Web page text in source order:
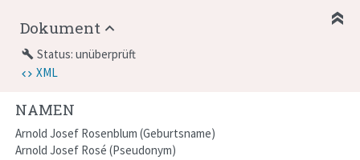
NAMEN
Arnold Josef Rosenblum Geburtsname
Arnold Josef Rosé Pseudonym
Dokument
build Status: unüberprüft
XML